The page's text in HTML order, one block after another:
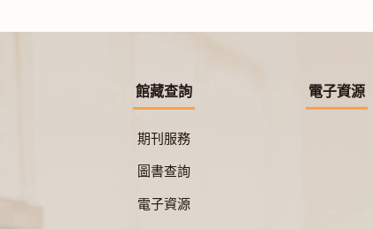
館藏查詢
期刊服務
圖書查詢
電子資源
電子資源